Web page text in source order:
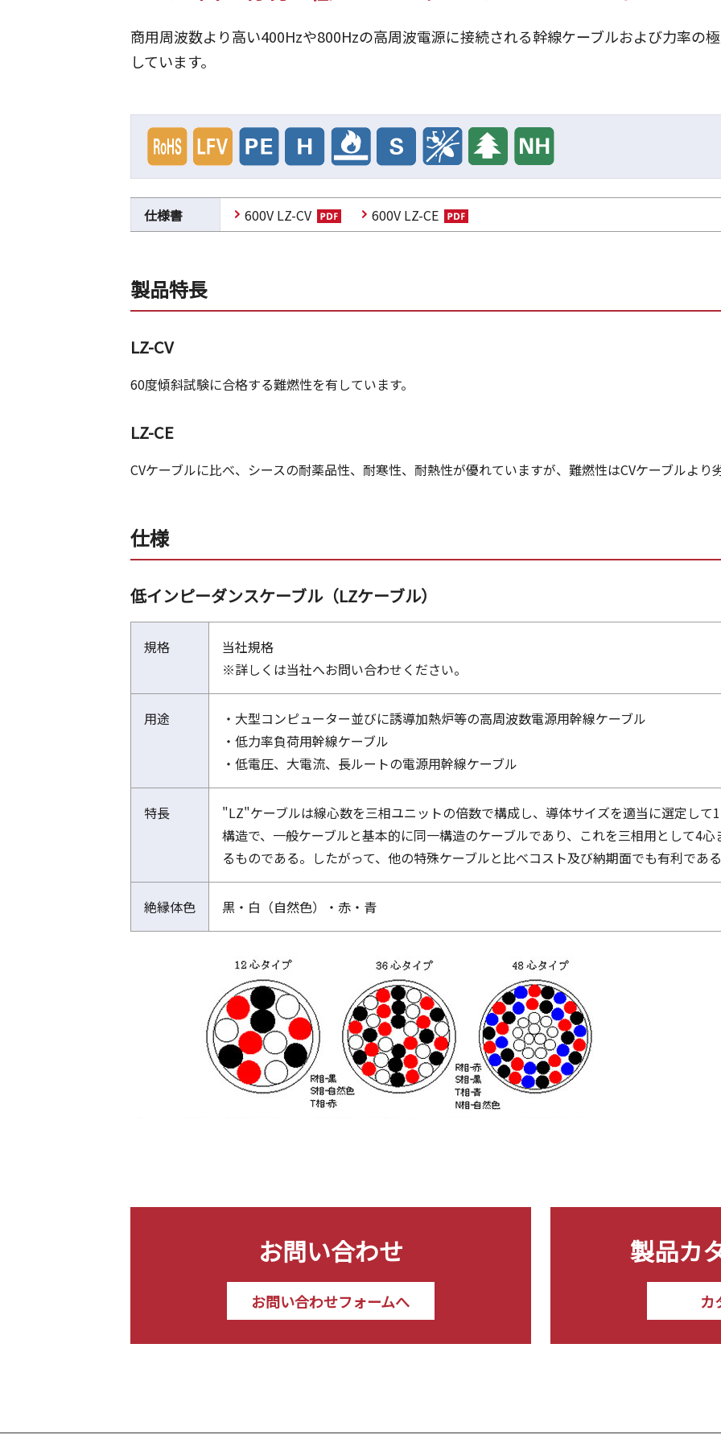
商用周波数より高い400Hzや800Hzの高周波電源に接続される幹線ケーブルおよび力率の
しています。
仕様書 600V LZ-CV 600V LZ-CE
製品特長
LZ-CV
60度傾斜試験に合格する難燃性を有しています。
LZ-CE
CVケーブルに比べ、シースの耐薬品性、耐寒性、耐熱性が優れていますが、難燃性はCVケーブルより
仕様
低インピーダンスケーブル（LZケーブル）
規格
当社規格
※詳しくは当社へお問い合わせください。
用途
・大型コンピューター並びに誘導加熱炉等の高周波数電源用幹線ケーブル
・低力率負荷用幹線ケーブル
・低電圧、大電流、長ルートの電源用幹線ケーブル
特長
"LZ"ケーブルは線心数を三相ユニットの倍数で構成し、導体サイズを適当に選定して
構造で、一般ケーブルと基本的に同一構造のケーブルであり、これを三相用として4
るものである。したがって、他の特殊ケーブルと比べコスト及び納期面でも有利である
絶縁体色 黒・白（自然色）・赤・青
お問い合わせ
お問い合わせフォームへ
製品カ
カ